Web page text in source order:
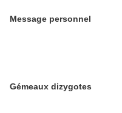
Message personnel
Gémeaux dizygotes